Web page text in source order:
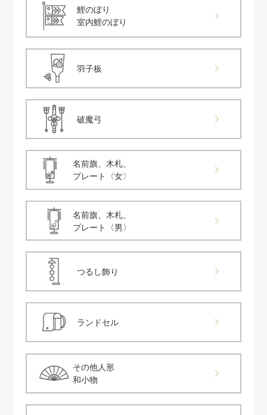
鯉のぼり
室内鯉のぼり
羽子板
破魔弓
名前旗、木札、
プレート〈女〉
名前旗、木札、
プレート〈男〉
つるし飾り
ランドセル
その他人形
和小物